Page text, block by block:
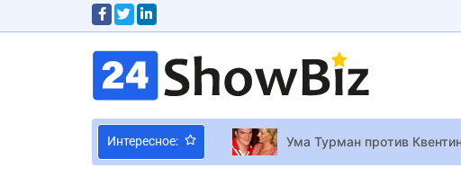
Интересное:
Ума Турман против